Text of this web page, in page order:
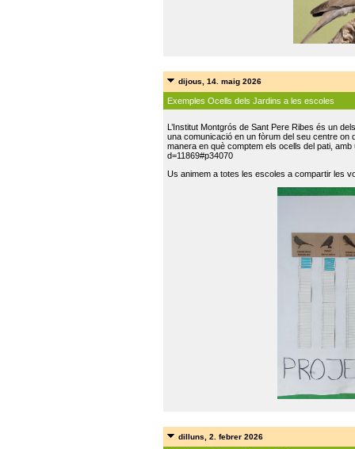
dijous, 14. maig 2026
Exemples Ocells dels Jardins a les escoles
L’Institut Montgrós de Sant Pere Ribes és un
una comunicació en un fòrum del seu centre on
manera en què comptem els ocells del pati,
d=11869#p34070
Us animem a totes les escoles a compartir les
dilluns, 2. febrer 2026